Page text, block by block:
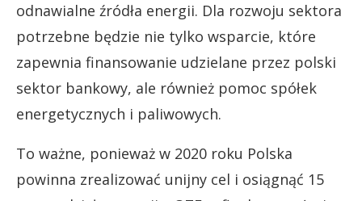
odnawialne źródła energii. Dla rozwoju sektora
potrzebne będzie nie tylko wsparcie, które
zapewnia finansowanie udzielane przez polski
sektor bankowy, ale również pomoc spółek
energetycznych i paliwowych.
To ważne, ponieważ w 2020 roku Polska
powinna zrealizować unijny cel i osiągnąć 15